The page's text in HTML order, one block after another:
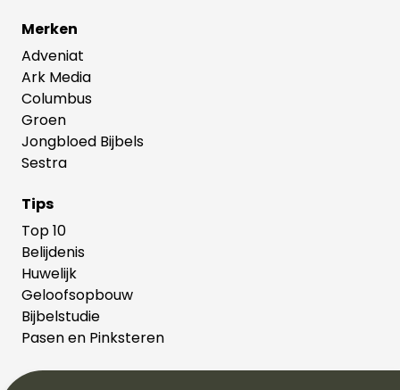
Merken
Adveniat
Ark Media
Columbus
Groen
Jongbloed Bijbels
Sestra
Tips
Top 10
Belijdenis
Huwelijk
Geloofsopbouw
Bijbelstudie
Pasen en Pinksteren